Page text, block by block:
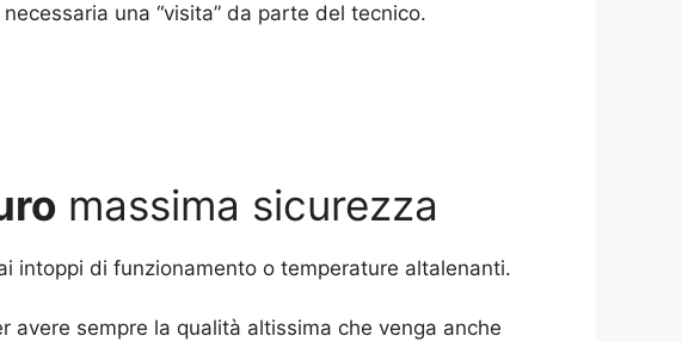
una “visita” da parte del tecnico.
massima sicurezza
intoppi di funzionamento o temperature altalenanti.
avere sempre la qualità altissima che venga anche